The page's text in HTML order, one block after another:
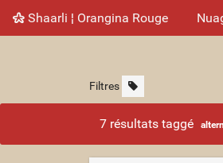
Shaarli ¦ Orangina Rouge
Filtres
7 résultats taggé